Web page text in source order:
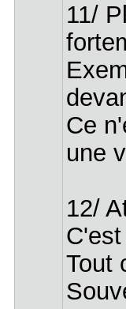
11/
Ce
une
12/
Tout